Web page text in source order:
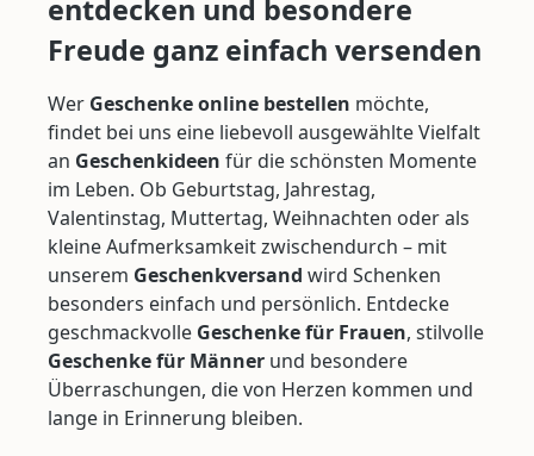
entdecken und besondere
Freude ganz einfach versenden
Wer Geschenke online bestellen möchte,
findet bei uns eine liebevoll ausgewählte Vielfalt
an Geschenkideen für die schönsten Momente
im Leben. Ob Geburtstag, Jahrestag,
Valentinstag, Muttertag, Weihnachten oder als
kleine Aufmerksamkeit zwischendurch – mit
unserem Geschenkversand wird Schenken
besonders einfach und persönlich. Entdecke
geschmackvolle Geschenke für Frauen, stilvolle
Geschenke für Männer und besondere
Überraschungen, die von Herzen kommen und
lange in Erinnerung bleiben.